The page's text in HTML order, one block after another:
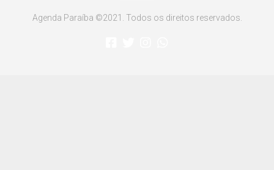
Agenda Paraíba ©2021. Todos os direitos reservados.